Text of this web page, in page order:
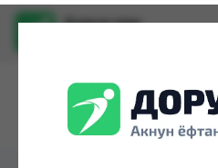
Доруи ман